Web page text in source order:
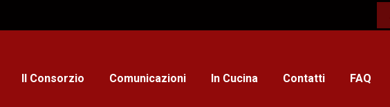
Il Consorzio Comunicazioni In Cucina Contatti FAQ